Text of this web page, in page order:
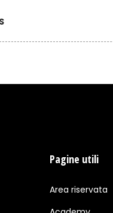
Pagine utili
Area riservata